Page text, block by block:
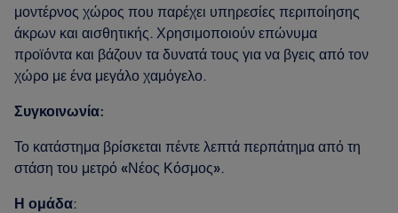
μοντέρνος χώρος που παρέχει υπηρεσίες περιποίησης
άκρων και αισθητικής. Χρησιμοποιούν επώνυμα
προϊόντα και βάζουν τα δυνατά τους για να βγεις από τον
χώρο με ένα μεγάλο χαμόγελο.
Συγκοινωνία:
Το κατάστημα βρίσκεται πέντε λεπτά περπάτημα από τη
στάση του μετρό «Νέος Κόσμος».
Η ομάδα: